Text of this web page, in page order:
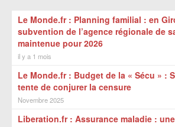
Le Monde.fr : Planning familial : en
subvention de l’agence régionale de
maintenue pour 2026
il y a 1 mois
Le Monde.fr : Budget de la « Sécu » :
tente de conjurer la censure
Novembre 2025
Liberation.fr : Assurance maladie :